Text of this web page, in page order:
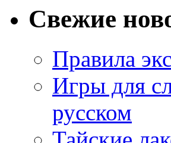
Свежие
Правила
Игры для
русском